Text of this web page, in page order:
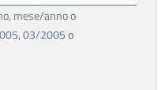
mese/anno o
03/2005 o